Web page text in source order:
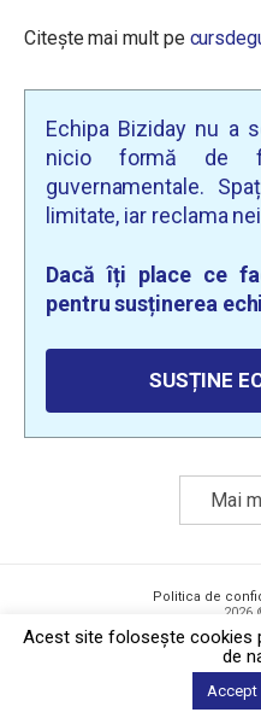
Citește mai mult pe
Echipa Biziday nu a
nicio formă de
guvernamentale.
limitate, iar reclama
Dacă îți place ce
pentru susținerea
SUSȚINE
Mai
Politica de
2026
Acest site foloseşte cookies
de
Accept